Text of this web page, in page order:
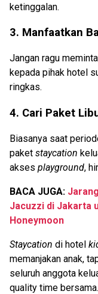
ketinggalan.
3. Manfaatkan
Jangan ragu meminta
kepada pihak hotel
ringkas.
4. Cari Paket
Biasanya saat
paket staycation
akses playground,
BACA JUGA:
Jacuzzi di Jakarta
Honeymoon
Staycation di hotel
memanjakan anak,
seluruh anggota
quality time